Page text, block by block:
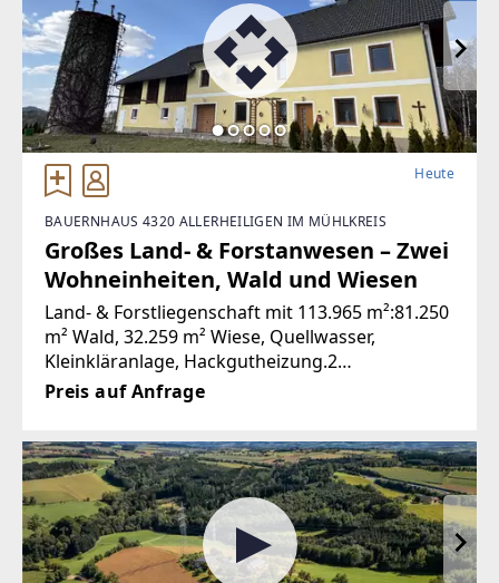
Heute
BAUERNHAUS 4320 ALLERHEILIGEN IM MÜHLKREIS
Großes Land- & Forstanwesen – Zwei
Wohneinheiten, Wald und Wiesen
Land- & Forstliegenschaft mit 113.965 m²:81.250
m² Wald, 32.259 m² Wiese, Quellwasser,
Kleinkläranlage, Hackgutheizung.2
Wohneinheiten: OG saniert; EG im
Urzustand.Gesamt ca. 878 m² Wohn-/Nutzfläche
Preis auf Anfrage